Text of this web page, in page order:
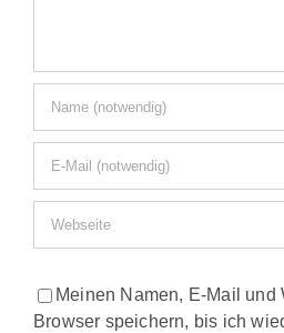
Meinen Namen, E-Mail und
Browser speichern, bis ich